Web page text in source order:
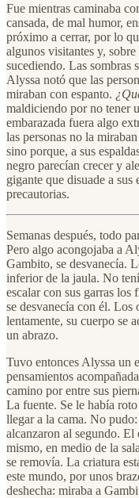
Fue mientras caminaba
cansada, de mal humor,
próximo a cerrar, por lo
algunos visitantes y,
sucediendo. Las sombras
Alyssa notó que las
miraban con espanto.
maldiciendo por no tener
embarazada fuera algo
las personas no la
sino porque, a sus
negro parecían crecer y
gigante que disuade a sus
precautorias.
Semanas después, todo
Pero algo acongojaba a
Gambito, se desvanecía.
inferior de la jaula. No
escalar con sus garras los
se desvanecía con él. Los
lentamente, su cuerpo se
un abrazo.
Tuvo entonces Alyssa un
pensamientos
camino por entre sus
La fuente. Se le había
llegar a la cama. No
alcanzaron al segundo.
mismo, en medio de la
se removía. La criatura
este mundo, por unos
deshecha: miraba a